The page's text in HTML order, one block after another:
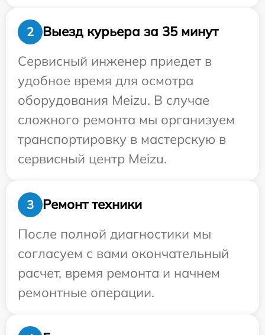
2
Выезд курьера за 35 минут
Сервисный инженер приедет в
удобное время для осмотра
оборудования Meizu. В случае
сложного ремонта мы организуем
транспортировку в мастерскую в
сервисный центр Meizu.
3
Ремонт техники
После полной диагностики мы
согласуем с вами окончательный
расчет, время ремонта и начнем
ремонтные операции.